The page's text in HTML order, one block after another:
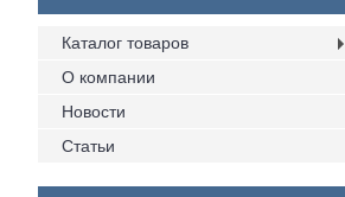
Каталог товаров
О компании
Новости
Статьи